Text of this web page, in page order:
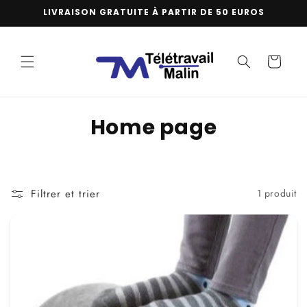
passer
au
LIVRAISON GRATUITE À PARTIR DE 50 EUROS
Panier
C
l
t
Home page
Filtrer et trier 1 produit